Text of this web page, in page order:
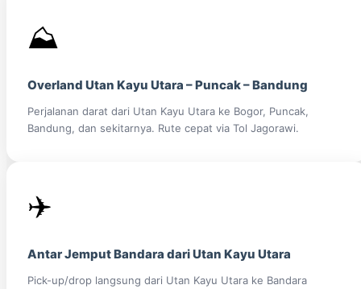
⛰️
Overland Utan Kayu Utara – Puncak – Bandung
Perjalanan darat dari Utan Kayu Utara ke Bogor, Puncak,
Bandung, dan sekitarnya. Rute cepat via Tol Jagorawi.
✈️
Antar Jemput Bandara dari Utan Kayu Utara
Pick-up/drop langsung dari Utan Kayu Utara ke Bandara